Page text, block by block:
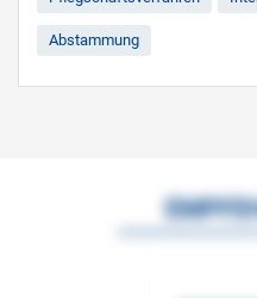
Abstammung